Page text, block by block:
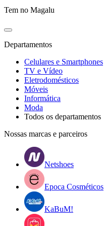
Tem no Magalu
Departamentos
Celulares e Smartphones
TV e Vídeo
Eletrodomésticos
Móveis
Informática
Moda
Todos os departamentos
Nossas marcas e parceiros
Netshoes
Epoca Cosméticos
KaBuM!